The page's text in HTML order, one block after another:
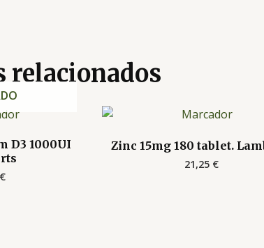
relacionados
D3 1000UI
€
Zinc 15mg 180 tablet.
21,25 €